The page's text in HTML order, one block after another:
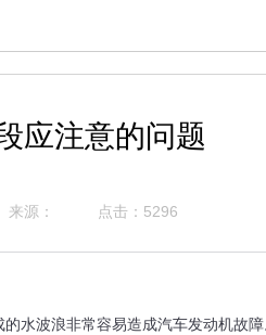
应注意的问题
来源： 点击：5296
波浪非常容易造成汽车发动机故障